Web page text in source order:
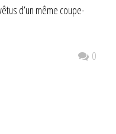
d’un même coupe-
0